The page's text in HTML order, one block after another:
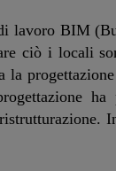
lavoro BIM
ciò i locali